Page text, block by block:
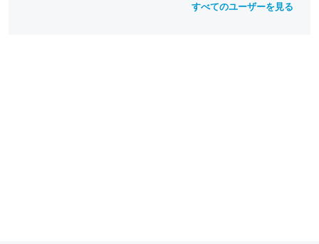
すべてのユーザーを見る